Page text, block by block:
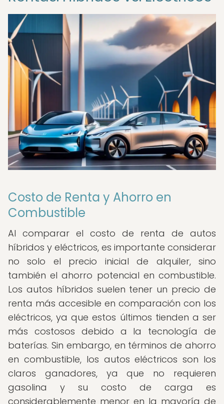
Costo de Renta y Ahorro en
Combustible
Al comparar el costo de renta de autos
híbridos y eléctricos, es importante considerar
no solo el precio inicial de alquiler, sino
también el ahorro potencial en combustible.
Los autos híbridos suelen tener un precio de
renta más accesible en comparación con los
eléctricos, ya que estos últimos tienden a ser
más costosos debido a la tecnología de
baterías. Sin embargo, en términos de ahorro
en combustible, los autos eléctricos son los
claros ganadores, ya que no requieren
gasolina y su costo de carga es
considerablemente menor en la mayoría de